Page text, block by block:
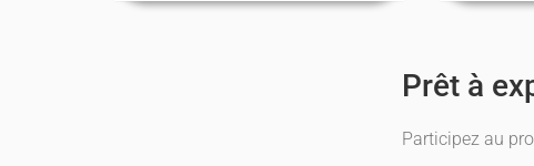
Prêt à
Participez au